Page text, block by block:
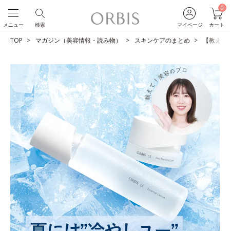
マイページ
0
カート
検索
メニュー
TOP マガジン（美容情報・読み物） スキンケアのまとめ 【教え